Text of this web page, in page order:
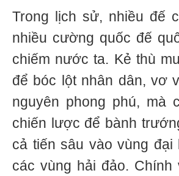
Trong lịch sử, nhiều đế
nhiều cường quốc đế
chiếm nước ta. Kẻ thù
để bóc lột nhân dân, vơ
nguyên phong phú, mà
chiến lược để bành
cả tiến sâu vào vùng
các vùng hải đảo.